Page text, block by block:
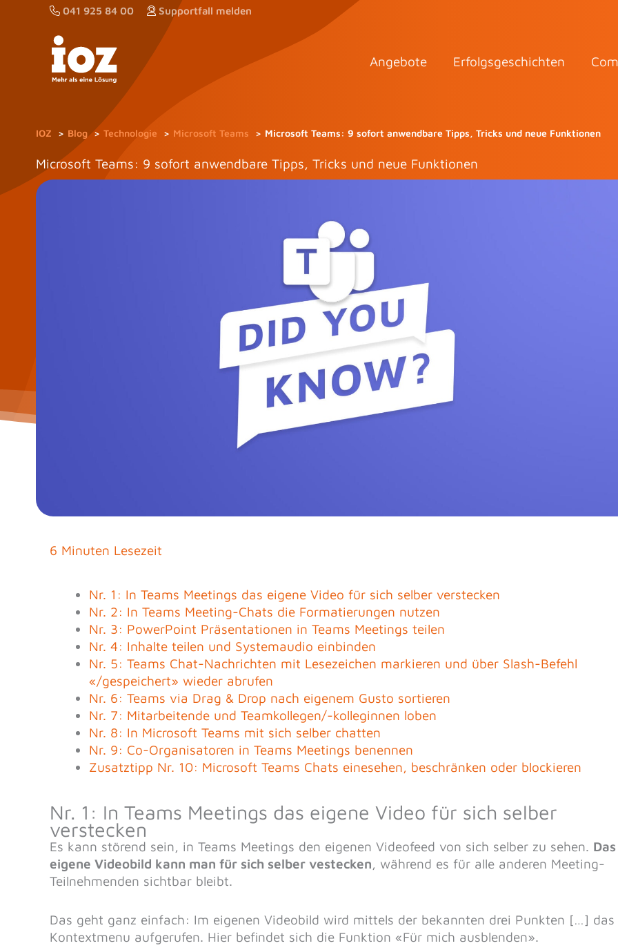
041 925 84 00 Supportfall melden
Angebote Erfolgsgeschichten
IOZ Blog Technologie Microsoft Teams Microsoft Teams: 9 sofort anwendbare Tipps, Tricks und neue Funktionen
Microsoft Teams: 9 sofort anwendbare Tipps, Tricks und neue Funktionen
6 Minuten Lesezeit
Nr. 1: In Teams Meetings das eigene Video für sich selber verstecken
Nr. 2: In Teams Meeting-Chats die Formatierungen nutzen
Nr. 3: PowerPoint Präsentationen in Teams Meetings teilen
Nr. 4: Inhalte teilen und Systemaudio einbinden
Nr. 5: Teams Chat-Nachrichten mit Lesezeichen markieren und über Slash-Befehl
«/gespeichert» wieder abrufen
Nr. 6: Teams via Drag & Drop nach eigenem Gusto sortieren
Nr. 7: Mitarbeitende und Teamkollegen/-kolleginnen loben
Nr. 8: In Microsoft Teams mit sich selber chatten
Nr. 9: Co-Organisatoren in Teams Meetings benennen
Zusatztipp Nr. 10: Microsoft Teams Chats einesehen, beschränken oder blockieren
Nr. 1: In Teams Meetings das eigene Video für sich selber
verstecken
Es kann störend sein, in Teams Meetings den eigenen Videofeed von sich selber zu sehen. Das
eigene Videobild kann man für sich selber vestecken, während es für alle anderen Meeting-
Teilnehmenden sichtbar bleibt.
Das geht ganz einfach: Im eigenen Videobild wird mittels der bekannten drei Punkten […] das
Kontextmenu aufgerufen. Hier befindet sich die Funktion «Für mich ausblenden».